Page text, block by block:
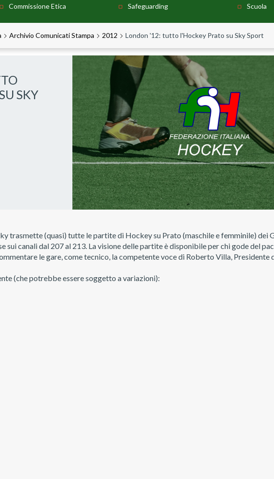
Commissione Etica Safeguarding Scuola
Archivio Comunicati Stampa 2012 London '12: tutto l'Hockey Prato su Sky Sport
SKY
trasmette (quasi) tutte le partite di Hockey su Prato (maschile e femminile) dei
sui canali dal 207 al 213. La visione delle partite è disponibile per chi gode del
le gare, come tecnico, la competente voce di Roberto Villa, Presidente
(che potrebbe essere soggetto a variazioni):